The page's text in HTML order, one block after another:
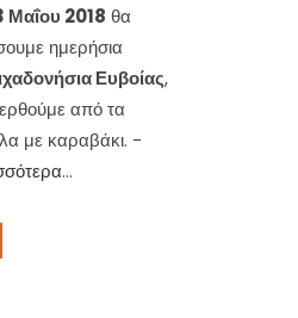
Μαΐου 2018 θα
ημερήσια
Ευβοίας,
από τα
με καραβάκι. -
...